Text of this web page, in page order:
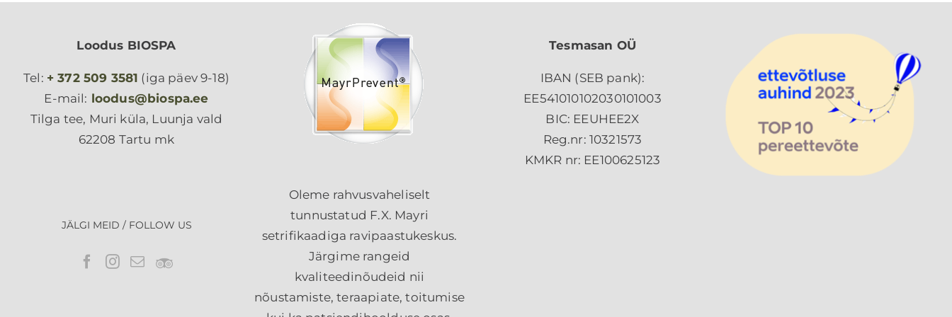
Loodus BIOSPA
Tel: + 372 509 3581 (iga päev 9-18)
E-mail: loodus@biospa.ee
Tilga tee, Muri küla, Luunja vald
62208 Tartu mk
JÄLGI MEID / FOLLOW US
Oleme rahvusvaheliselt
tunnustatud F.X. Mayri
setrifikaadiga ravipaastukeskus.
Järgime rangeid
kvaliteedinõudeid nii
nõustamiste, teraapiate, toitumise
Tesmasan OÜ
IBAN (SEB pank):
EE541010102030101003
BIC: EEUHEE2X
Reg.nr: 10321573
KMKR nr: EE100625123